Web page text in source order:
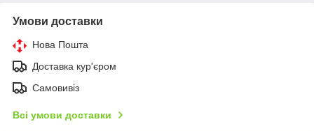
Умови доставки
Нова Пошта
Доставка кур'єром
Самовивіз
Всі умови доставки